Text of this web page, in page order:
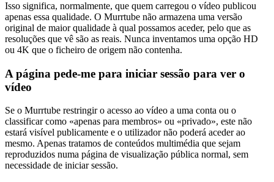
Isso significa, normalmente, que quem carregou o vídeo publicou
apenas essa qualidade. O Murrtube não armazena uma versão
original de maior qualidade à qual possamos aceder, pelo que as
resoluções que vê são as reais. Nunca inventamos uma opção HD
ou 4K que o ficheiro de origem não contenha.
A página pede-me para iniciar sessão para ver o
vídeo
Se o Murrtube restringir o acesso ao vídeo a uma conta ou o
classificar como «apenas para membros» ou «privado», este não
estará visível publicamente e o utilizador não poderá aceder ao
mesmo. Apenas tratamos de conteúdos multimédia que sejam
reproduzidos numa página de visualização pública normal, sem
necessidade de iniciar sessão.